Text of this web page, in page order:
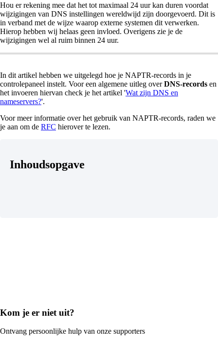
Hou er rekening mee dat het tot maximaal 24 uur kan duren voordat
wijzigingen van DNS instellingen wereldwijd zijn doorgevoerd. Dit is
in verband met de wijze waarop externe systemen dit verwerken.
Hierop hebben wij helaas geen invloed. Overigens zie je de
wijzigingen wel al ruim binnen 24 uur.
In dit artikel hebben we uitgelegd hoe je NAPTR-records in je
controlepaneel instelt. Voor een algemene uitleg overDNS-records en
het invoeren hiervan check je het artikel 'Wat zijn DNS en
nameservers?'.
Voor meer informatie over het gebruik van NAPTR-records, raden we
je aan om de RFC hierover te lezen.
Inhoudsopgave
Kom je er niet uit?
Ontvang persoonlijke hulp van onze supporters